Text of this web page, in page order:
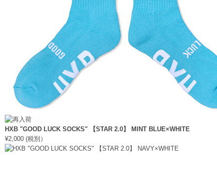
HXB "GOOD LUCK SOCKS" 【STAR 2.0】 MINT BLUE×WHITE
¥2,000 (税別）